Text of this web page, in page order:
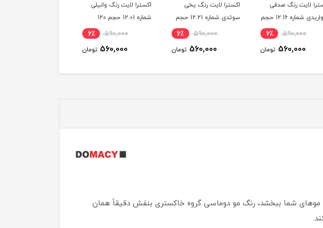
لایت رنگ صدفی
مرواریدی شماره 12.16 حجم
590,000 6٪
560,000 تومان
اکسترا لایت رنگ یخی
سوئدی شماره 12.21 حجم
590,000 6٪
560,000 تومان
اکسترا لایت رنگ وانیلی
شماره 12.01 حجم 120
590,000 6٪
560,000 تومان
شما ببخشد، رنگ مو دوماسی گروه خاکستری بنفش دقیقاً همان